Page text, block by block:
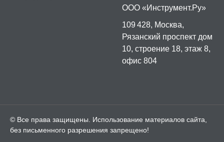
ООО «Инструмент.Ру»
109 428, Москва,
Рязанский проспект дом
10, строение 18, этаж 8,
офис 804
© Все права защищены. Использование материалов сайта,
без письменного разрешения запрещено!